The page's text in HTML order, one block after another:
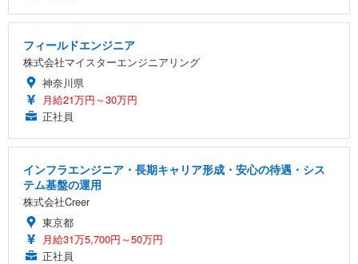
フィールドエンジニア
株式会社マイスターエンジニアリング
神奈川県
月給21万円～30万円
正社員
インフラエンジニア・長期キャリア形成・安心の待遇・シス
テム基盤の運用
株式会社Creer
東京都
月給31万5,700円～50万円
正社員